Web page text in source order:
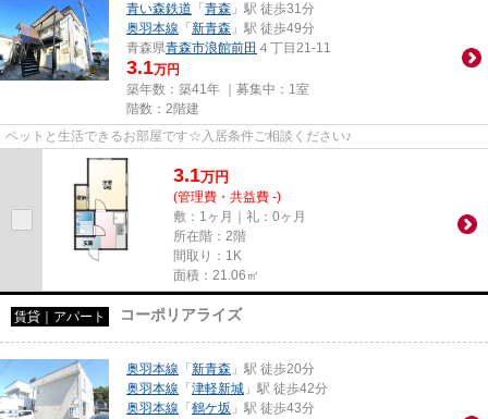
青い森鉄道 「 青森 」駅 徒歩31分
奥羽本線 「 新青森 」駅 徒歩49分
青森県青森市浪館前田 ４丁目21-11
3.1万円
築年数：築41年 ｜募集中： 1室
階数：2階建
ペットと生活できるお部屋です☆入居条件ご相談ください♪
3.1万円
(管理費・共益費 -)
敷：1ヶ月｜礼：0ヶ月
所在階：2階
間取り：1K
面積：21.06㎡
賃貸｜アパート コーポリアライズ
奥羽本線 「 新青森 」駅 徒歩20分
奥羽本線 「 津軽新城 」駅 徒歩42分
奥羽本線 「 鶴ケ坂 」駅 徒歩43分